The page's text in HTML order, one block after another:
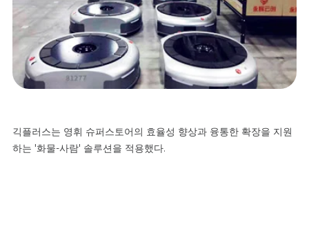
긱플러스는 영휘 슈퍼스토어의 효율성 향상과 융통한 확장을 지원
하는 '화물-사람' 솔루션을 적용했다.